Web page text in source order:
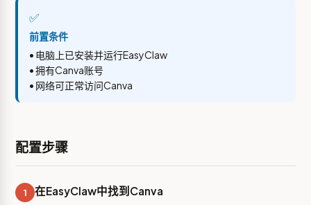
✅
前置条件
• 电脑上已安装并运行EasyClaw
• 拥有Canva账号
• 网络可正常访问Canva
配置步骤
1 在EasyClaw中找到Canva